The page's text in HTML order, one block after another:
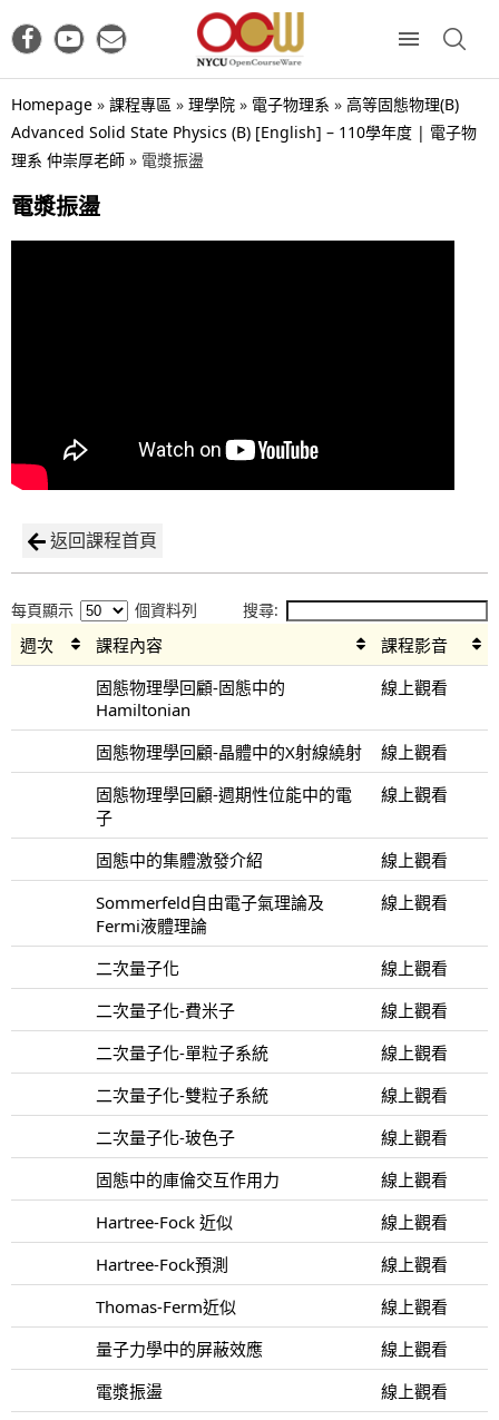
Homepage » 課程專區 » 理學院 » 電子物理系 » 高等固態物理(B)
Advanced Solid State Physics (B) [English] – 110學年度 | 電子物
理系 仲崇厚老師 » 電漿振盪
電漿振盪
返回課程首頁
每頁顯示 個資料列 搜尋:
週次 課程內容
課程影音
固態物理學回顧-固態中的
Hamiltonian
線上觀看
固態物理學回顧-晶體中的X射線繞射
線上觀看
固態物理學回顧-週期性位能中的電
子
線上觀看
固態中的集體激發介紹
線上觀看
Sommerfeld自由電子氣理論及
Fermi液體理論
線上觀看
二次量子化
線上觀看
二次量子化-費米子
線上觀看
二次量子化-單粒子系統
線上觀看
二次量子化-雙粒子系統
線上觀看
二次量子化-玻色子
線上觀看
固態中的庫倫交互作用力
線上觀看
Hartree-Fock 近似
線上觀看
Hartree-Fock預測
線上觀看
Thomas-Ferm近似
線上觀看
量子力學中的屏蔽效應
線上觀看
電漿振盪
線上觀看